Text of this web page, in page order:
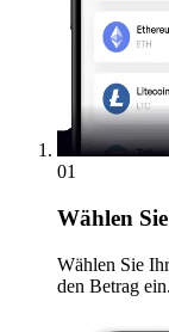
01
Wählen Sie
Wählen Sie
den Betrag ein.